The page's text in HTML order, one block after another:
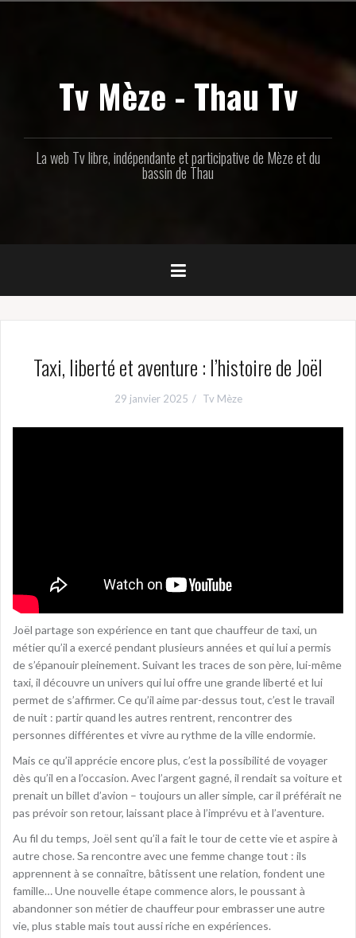
Tv Mèze - Thau Tv
La web Tv libre, indépendante et participative de Mèze et du
bassin de Thau
Taxi, liberté et aventure : l’histoire de Joël
29 janvier 2025 Tv Mèze
Joël partage son expérience en tant que chauffeur de taxi, un
métier qu’il a exercé pendant plusieurs années et qui lui a permis
de s’épanouir pleinement. Suivant les traces de son père, lui-même
taxi, il découvre un univers qui lui offre une grande liberté et lui
permet de s’affirmer. Ce qu’il aime par-dessus tout, c’est le travail
de nuit : partir quand les autres rentrent, rencontrer des
personnes différentes et vivre au rythme de la ville endormie.
Mais ce qu’il apprécie encore plus, c’est la possibilité de voyager
dès qu’il en a l’occasion. Avec l’argent gagné, il rendait sa voiture et
prenait un billet d’avion – toujours un aller simple, car il préférait ne
pas prévoir son retour, laissant place à l’imprévu et à l’aventure.
Au fil du temps, Joël sent qu’il a fait le tour de cette vie et aspire à
autre chose. Sa rencontre avec une femme change tout : ils
apprennent à se connaître, bâtissent une relation, fondent une
famille… Une nouvelle étape commence alors, le poussant à
abandonner son métier de chauffeur pour embrasser une autre
vie, plus stable mais tout aussi riche en expériences.